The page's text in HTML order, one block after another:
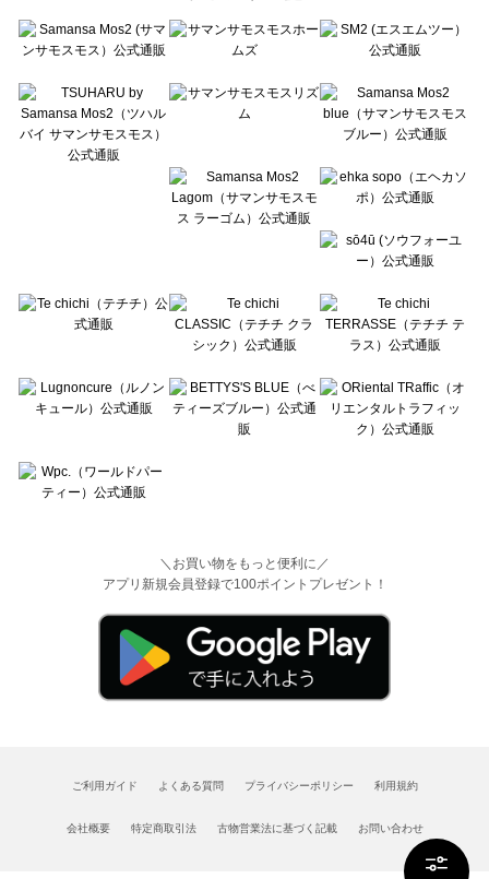
Te chichi（テチチ）のブルゾン 一覧
Te chichi CLASSIC（テチチ クラシック）のブルゾン 一覧
Lugnoncure（ルノンキュール）のブルゾン 一覧
BETTY'S BLUE（べティーズブルー）のブルゾン 一覧
Wpc.（ワールドパーティー）のブルゾン 一覧
＼お買い物をもっと便利に／
アプリ新規会員登録で100ポイントプレゼント！
ご利用ガイド よくある質問 プライバシーポリシー 利用規約
会社概要 特定商取引法 古物営業法に基づく記載 お問い合わせ